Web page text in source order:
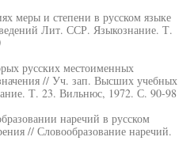
меры и степени в русском языке
Лит. ССР. Языкознание. Т.
русских местоименных
// Уч. зап. Высших учебных
Т. 23. Вильнюс, 1972. С. 90-98
наречий в русском
// Словообразование наречий.